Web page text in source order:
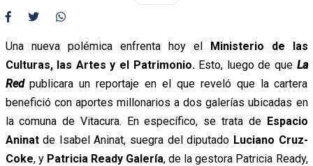
Una nueva polémica enfrenta hoy el Ministerio de las
Culturas, las Artes y el Patrimonio. Esto, luego de que La
Redpublicara un reportaje en el que reveló que la cartera
benefició con aportes millonarios a dos galerías ubicadas en
la comuna de Vitacura. En específico, se trata de Espacio
Aninatde Isabel Aninat, suegra del diputado Luciano Cruz-
Coke, y Patricia Ready Galería, de la gestora Patricia Ready,